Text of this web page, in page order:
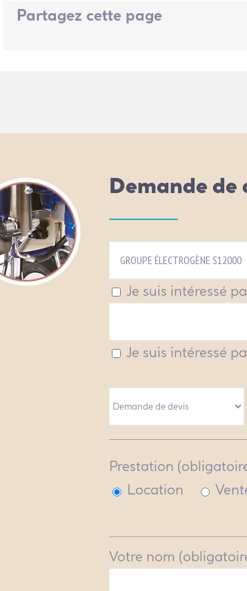
Partagez cette page
Demande de
Je suis intéressé
Je suis intéressé
Prestation
Location
Votre nom